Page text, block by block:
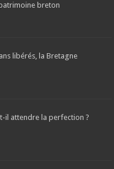
breton
libérés, la Bretagne
il attendre la perfection ?